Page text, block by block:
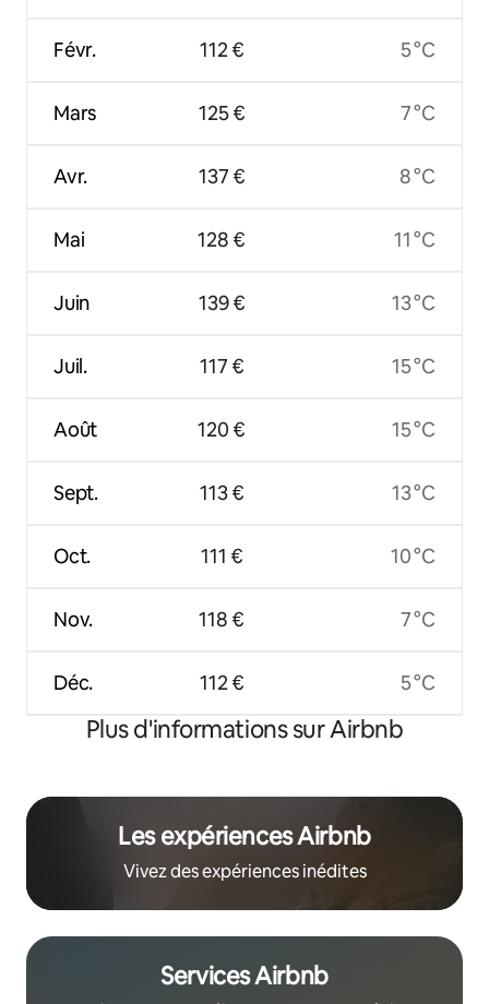
Févr.
Mars
Avr.
Mai
Juin
Juil.
Août
Sept.
Oct.
Nov.
Déc.
112 €
125 €
137 €
128 €
139 €
117 €
120 €
113 €
111 €
118 €
112 €
5 °C
7 °C
8 °C
11 °C
13 °C
15 °C
15 °C
13 °C
10 °C
7 °C
5 °C
Plus d'informations sur Airbnb
Les expériences Airbnb
Vivez des expériences inédites
Services Airbnb